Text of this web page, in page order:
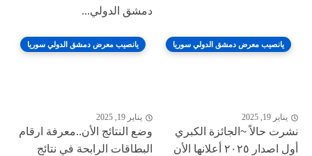
دمشق الدولي...
يانصيب معرض دمشق الدولي سوريا
يناير 19, 2025
نشرت حالاً ~الجائزة الكبري
أول اصدار ٢٠٢٥ أعلانها الأن
يانصيب معرض دمشق الدولي سوريا
يناير 19, 2025
وضع النتائج الأن..معرفة ارقام
البطاقات الرابحة في نتائج